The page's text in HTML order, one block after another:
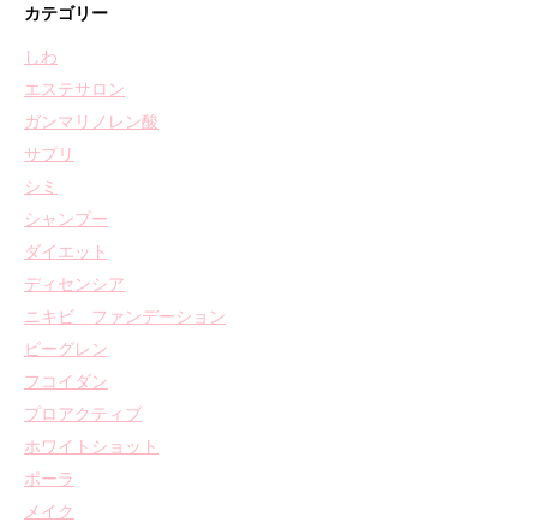
カテゴリー
しわ
エステサロン
ガンマリノレン酸
サプリ
シミ
シャンプー
ダイエット
ディセンシア
ニキビ ファンデーション
ビーグレン
フコイダン
プロアクティブ
ホワイトショット
ポーラ
メイク